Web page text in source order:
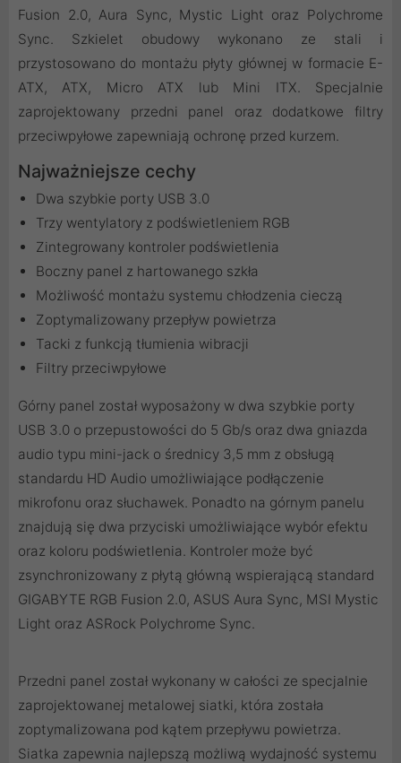
Fusion 2.0, Aura Sync, Mystic Light oraz Polychrome
Sync. Szkielet obudowy wykonano ze stali i
przystosowano do montażu płyty głównej w formacie E-
ATX, ATX, Micro ATX lub Mini ITX. Specjalnie
zaprojektowany przedni panel oraz dodatkowe filtry
przeciwpyłowe zapewniają ochronę przed kurzem.
Najważniejsze cechy
Dwa szybkie porty USB 3.0
Trzy wentylatory z podświetleniem RGB
Zintegrowany kontroler podświetlenia
Boczny panel z hartowanego szkła
Możliwość montażu systemu chłodzenia cieczą
Zoptymalizowany przepływ powietrza
Tacki z funkcją tłumienia wibracji
Filtry przeciwpyłowe
Górny panel został wyposażony w dwa szybkie porty
USB 3.0 o przepustowości do 5 Gb/s oraz dwa gniazda
audio typu mini-jack o średnicy 3,5 mm z obsługą
standardu HD Audio umożliwiające podłączenie
mikrofonu oraz słuchawek. Ponadto na górnym panelu
znajdują się dwa przyciski umożliwiające wybór efektu
oraz koloru podświetlenia. Kontroler może być
zsynchronizowany z płytą główną wspierającą standard
GIGABYTE RGB Fusion 2.0, ASUS Aura Sync, MSI Mystic
Light oraz ASRock Polychrome Sync.
Przedni panel został wykonany w całości ze specjalnie
zaprojektowanej metalowej siatki, która została
zoptymalizowana pod kątem przepływu powietrza.
Siatka zapewnia najlepszą możliwą wydajność systemu